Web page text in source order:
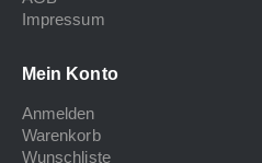
Impressum
Mein Konto
Anmelden
Warenkorb
Wunschliste